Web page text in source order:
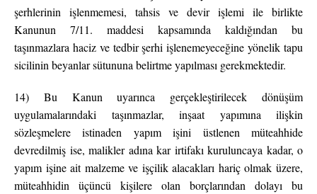
şerhlerinin işlenmemesi, tahsis ve devir işlemi ile birlikte
Kanunun 7/11. maddesi kapsamında kaldığından bu
taşınmazlara haciz ve tedbir şerhi işlenemeyeceğine yönelik tapu
sicilinin beyanlar sütununa belirtme yapılması gerekmektedir.
14) Bu Kanun uyarınca gerçekleştirilecek dönüşüm
uygulamalarındaki taşınmazlar, inşaat yapımına ilişkin
sözleşmelere istinaden yapım işini üstlenen müteahhide
devredilmiş ise, malikler adına kar irtifakı kuruluncaya kadar, o
yapım işine ait malzeme ve işçilik alacakları hariç olmak üzere,
müteahhidin üçüncü kişilere olan borçlarından dolayı bu